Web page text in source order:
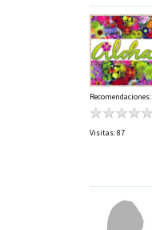
Recomendaciones:
Visitas: 87